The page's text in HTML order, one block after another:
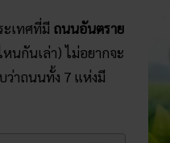
ะเทศที่มี ถนนอันตราย
หนกันเล่า) ไม่อยากจะ
ว่าถนนทั้ง 7 แห่งมี